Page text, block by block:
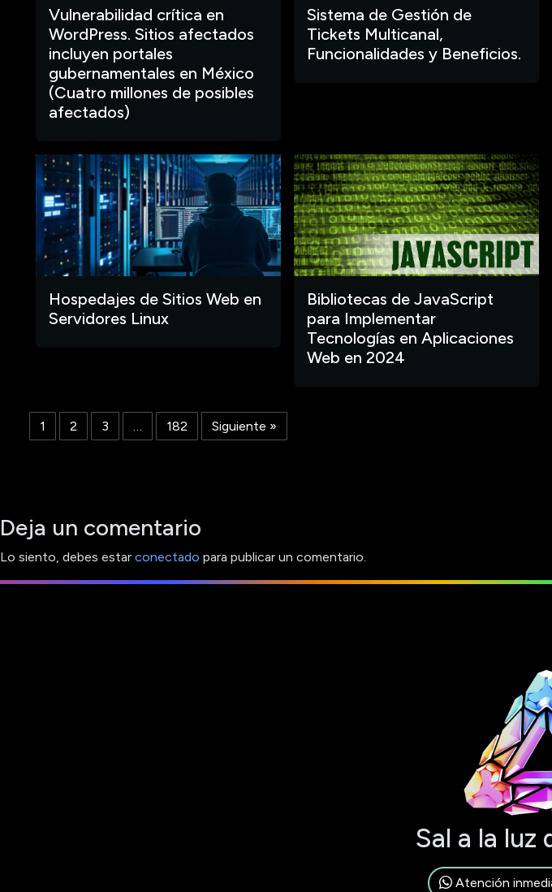
Vulnerabilidad crítica en
WordPress. Sitios afectados
incluyen portales
gubernamentales en México
(Cuatro millones de posibles
afectados)
Sistema de Gestión de
Tickets Multicanal,
Funcionalidades y Beneficios.
Hospedajes de Sitios Web en
Servidores Linux
Bibliotecas de JavaScript
para Implementar
Tecnologías en Aplicaciones
Web en 2024
1 2 3 … 182 Siguiente »
Deja un comentario
Lo siento, debes estar conectado para publicar un comentario.
Sal a la luz
Atención